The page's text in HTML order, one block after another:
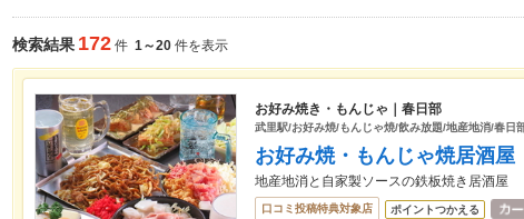
検索結果 172 件 1～20 件を表示
お好み焼き・もんじゃ｜春日部
武里駅/お好み焼/もんじゃ焼/飲み放題/地産地消/春日
お好み焼・もんじゃ焼居酒
地産地消と自家製ソースの鉄板焼き居酒屋
口コミ投稿特典対象店 ポイントつかえる